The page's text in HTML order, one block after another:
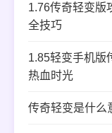
1.76传奇轻变版
全技巧
1.85轻变手机版
热血时光
传奇轻变是什么